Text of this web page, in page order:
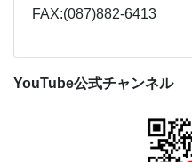
FAX:(087)882-6413
YouTube公式チャンネル